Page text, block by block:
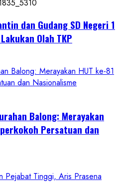
dan Gudang SD Negeri 1
Olah TKP
Balong: Merayakan HUT ke-81
dan Nasionalisme
Balong: Merayakan
Persatuan dan
Pejabat Tinggi, Aris Prasena